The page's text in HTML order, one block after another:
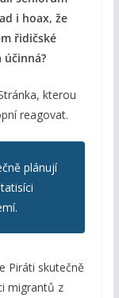
i hoax, že
řidičské
kterou
reagovat.
plánují
Piráti skutečně
migrantů z